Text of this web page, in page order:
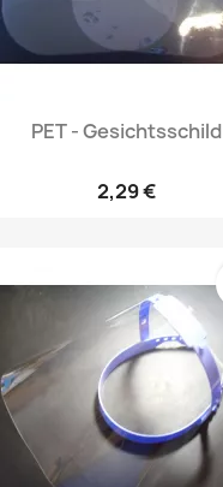
PET - Gesichtsschild
2,29 €